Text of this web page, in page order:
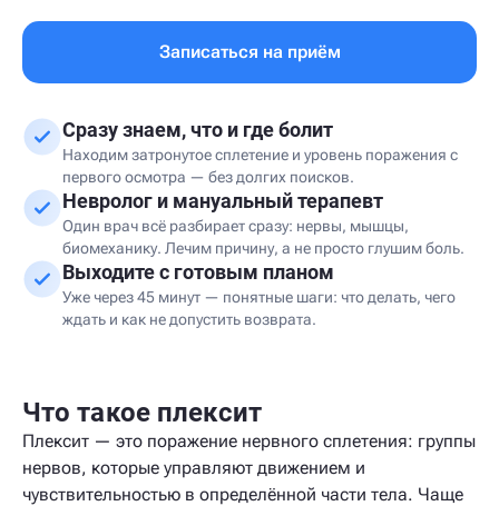
Записаться на приём
Сразу знаем, что и где болит
Находим затронутое сплетение и уровень поражения с
первого осмотра — без долгих поисков.
Невролог и мануальный терапевт
Один врач всё разбирает сразу: нервы, мышцы,
биомеханику. Лечим причину, а не просто глушим боль.
Выходите с готовым планом
Уже через 45 минут — понятные шаги: что делать, чего
ждать и как не допустить возврата.
Что такое плексит
Плексит — это поражение нервного сплетения: группы
нервов, которые управляют движением и
чувствительностью в определённой части тела. Чаще